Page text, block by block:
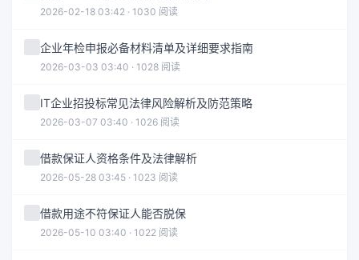
2026-02-18 03:42 · 1030 阅读
企业年检申报必备材料清单及详细要求指南
2026-03-03 03:40 · 1028 阅读
IT企业招投标常见法律风险解析及防范策略
2026-03-07 03:40 · 1026 阅读
借款保证人资格条件及法律解析
2026-05-28 03:45 · 1023 阅读
借款用途不符保证人能否脱保
2026-05-10 03:40 · 1022 阅读